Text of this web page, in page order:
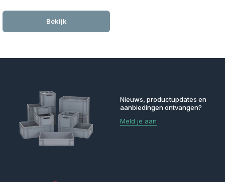
Bekijk
Nieuws, productupdates en
aanbiedingen ontvangen?
Meld je aan